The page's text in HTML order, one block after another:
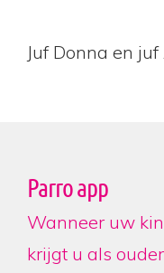
Juf Donna en
Parro app
Wanneer uw
krijgt u als